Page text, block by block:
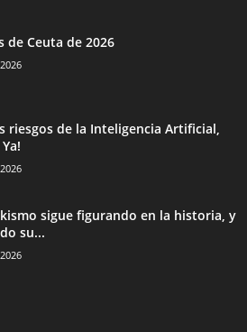
de Ceuta de 2026
riesgos de la Inteligencia Artificial,
sigue figurando en la historia, y
su...